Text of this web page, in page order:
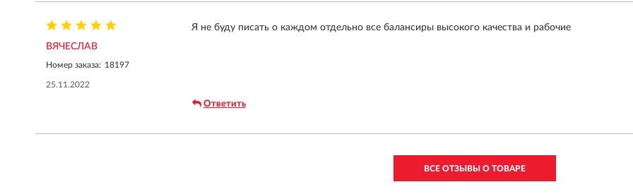
ВЯЧЕСЛАВ
Номер заказа: 18197
25.11.2022
Я не буду писать о каждом отдельно все балансиры высокого качества и рабочие
Ответить
ВСЕ ОТЗЫВЫ О ТОВАРЕ